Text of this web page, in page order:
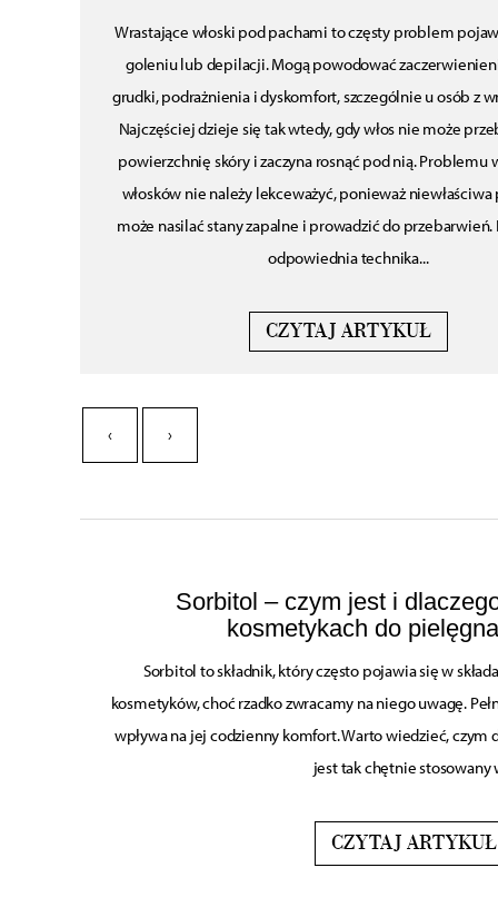
Wrastające włoski pod pachami to częsty problem
goleniu lub depilacji. Mogą powodować
grudki, podrażnienia i dyskomfort, szczególnie u osób z
Najczęściej dzieje się tak wtedy, gdy włos nie może
powierzchnię skóry i zaczyna rosnąć pod nią. Problemu
włosków nie należy lekceważyć, ponieważ
może nasilać stany zapalne i prowadzić do przebarwień.
odpowiednia technika...
CZYTAJ ARTYKUŁ
‹ ›
Sorbitol – czym jest i
kosmetykach do
Sorbitol to składnik, który często pojawia się w
kosmetyków, choć rzadko zwracamy na niego uwagę.
wpływa na jej codzienny komfort. Warto wiedzieć, czym
jest tak chętnie stosowany
CZYTAJ ARTYKUŁ